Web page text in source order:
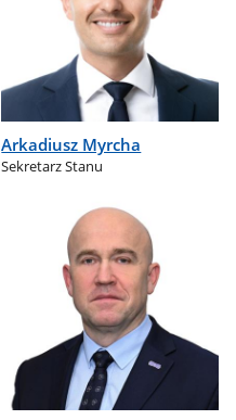
Arkadiusz Myrcha
Sekretarz Stanu